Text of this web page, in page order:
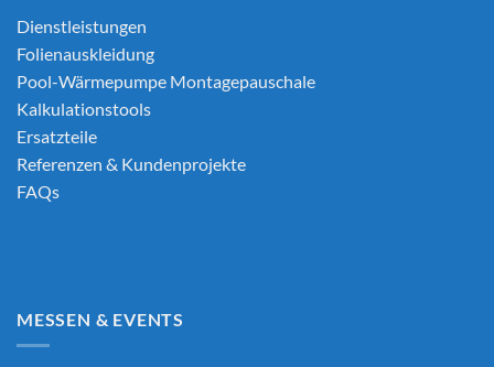
Dienstleistungen
Folienauskleidung
Pool-Wärmepumpe Montagepauschale
Kalkulationstools
Ersatzteile
Referenzen & Kundenprojekte
FAQs
MESSEN & EVENTS